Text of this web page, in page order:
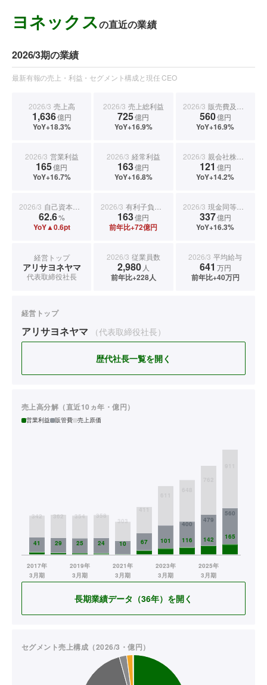
ヨネックスの直近の業績
2026/3期の業績
最新有報の売上・利益・セグメント構成と現任 CEO
2026/3 売上高
1,636億円
YoY+18.3%
2026/3 売上総利益
725億円
YoY+16.9%
2026/3 販売費及び一般管理費
560億円
YoY+16.9%
2026/3 営業利益
165億円
YoY+16.7%
2026/3 経常利益
163億円
YoY+16.8%
2026/3 親会社株主に帰属する当期純利益
121 億円
YoY+14.2%
2026/3 自己資本比率
62.6%
YoY▲0.6pt
2026/3 有利子負債合計
163億円
前年比+72億円
2026/3 現金同等物期末残高
337億円
YoY+16.3%
経営トップ
アリサヨネヤマ
代表取締役社長
2026/3 従業員数
2,980 人
前年比+228人
2026/3 平均給与
641 万円
前年比+40万円
経営トップ
アリサヨネヤマ （代表取締役社長）
歴代社長一覧を開く
売上高分解（直近10ヵ年・億円）
営業利益 販管費 売上原価
長期業績データ（36年）を開く
セグメント売上構成（2026/3・億円）